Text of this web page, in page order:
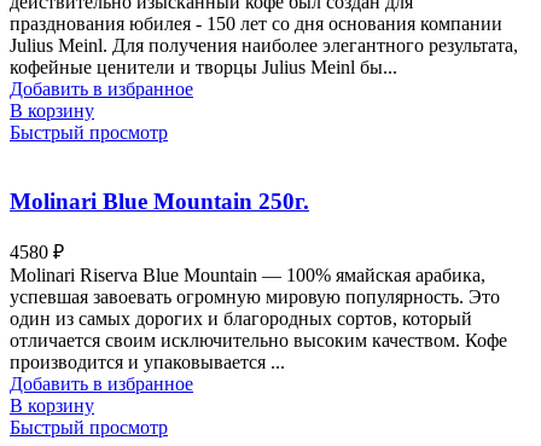
празднования юбилея - 150 лет со дня основания компании
Julius Meinl. Для получения наиболее элегантного результата,
кофейные ценители и творцы Julius Meinl бы...
Добавить в избранное
В корзину
Быстрый просмотр
Molinari Blue Mountain 250г.
4580 ₽
Molinari Riserva Blue Mountain — 100% ямайская арабика,
успевшая завоевать огромную мировую популярность. Это
один из самых дорогих и благородных сортов, который
отличается своим исключительно высоким качеством. Кофе
производится и упаковывается ...
Добавить в избранное
В корзину
Быстрый просмотр